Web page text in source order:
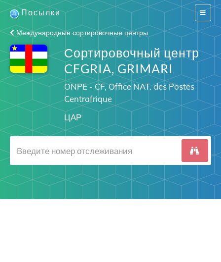
Switch
Посылки
Международные сортировочные центры
Сортировочный центр
CFGRIA, GRIMARI
ONPE - CF, Office NAT. des Postes
Centrafrique
ЦАР